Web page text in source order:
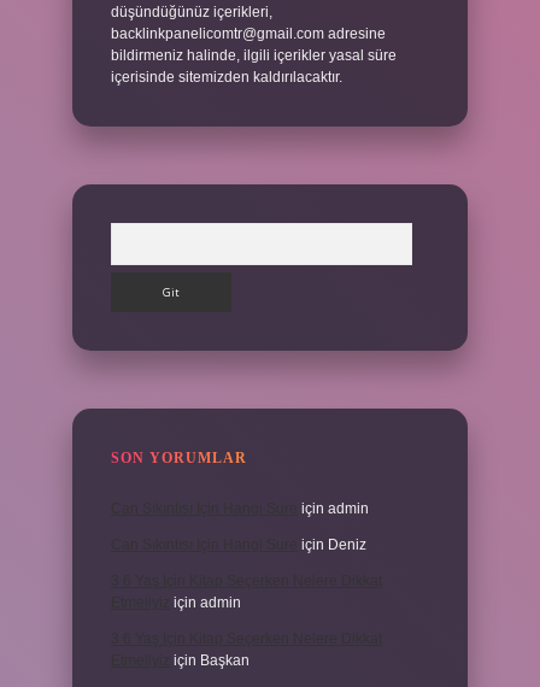
düşündüğünüz içerikleri,
backlinkpanelicomtr@gmail.com adresine
bildirmeniz halinde, ilgili içerikler yasal süre
içerisinde sitemizden kaldırılacaktır.
SON YORUMLAR
için admin
için Deniz
için admin
için Başkan